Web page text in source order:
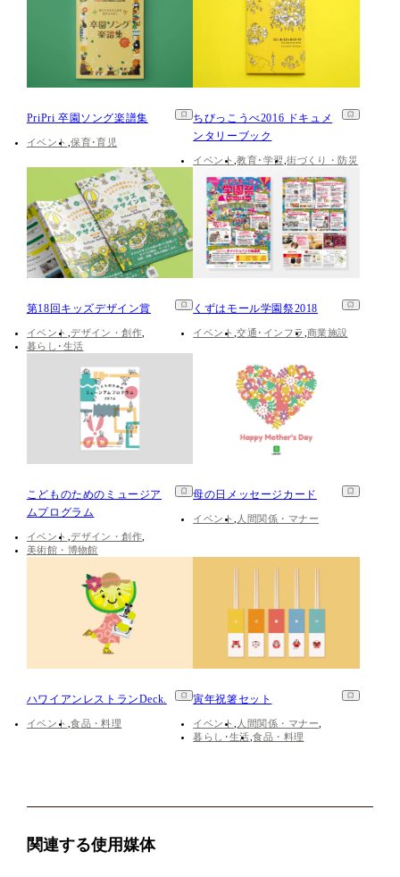
PriPri 卒園ソング楽譜集
イベント 保育･育児
ちびっこうべ2016 ドキュメ
ンタリーブック
イベント 教育･学習 街づくり・防災
第18回キッズデザイン賞
イベント デザイン・創作
暮らし･生活
くずはモール学園祭2018
イベント 交通･インフラ 商業施設
こどものためのミュージア
ムプログラム
イベント デザイン・創作
美術館・博物館
母の日メッセージカード
イベント 人間関係・マナー
ハワイアンレストランDeck.
イベント 食品・料理
寅年祝箸セット
イベント
人間関係・マナー
暮らし･生活 食品・料理
関連する使用媒体